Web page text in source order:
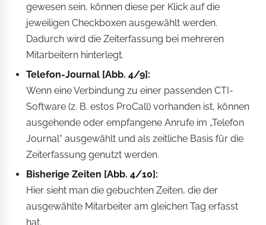
gewesen sein, können diese per Klick auf die
jeweiligen Checkboxen ausgewählt werden.
Dadurch wird die Zeiterfassung bei mehreren
Mitarbeitern hinterlegt.
Telefon-Journal [Abb. 4/9]:
Wenn eine Verbindung zu einer passenden CTI-
Software (z. B. estos ProCall) vorhanden ist, können
ausgehende oder empfangene Anrufe im „Telefon
Journal“ ausgewählt und als zeitliche Basis für die
Zeiterfassung genutzt werden.
Bisherige Zeiten [Abb. 4/10]:
Hier sieht man die gebuchten Zeiten, die der
ausgewählte Mitarbeiter am gleichen Tag erfasst
hat.